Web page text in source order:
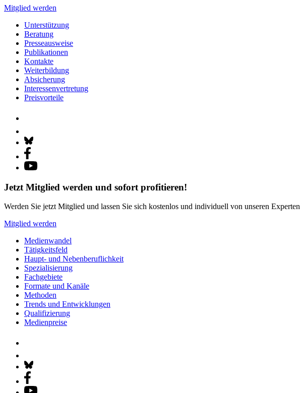
Mitglied werden
Unterstützung
Beratung
Presseausweise
Publikationen
Kontakte
Weiterbildung
Absicherung
Interessenvertretung
Preisvorteile
Jetzt Mitglied werden und sofort profitieren!
Werden Sie jetzt Mitglied und lassen Sie sich kostenlos und individuell von unseren Experten
Mitglied werden
Medienwandel
Tätigkeitsfeld
Haupt- und Nebenberuflichkeit
Spezialisierung
Fachgebiete
Formate und Kanäle
Methoden
Trends und Entwicklungen
Qualifizierung
Medienpreise